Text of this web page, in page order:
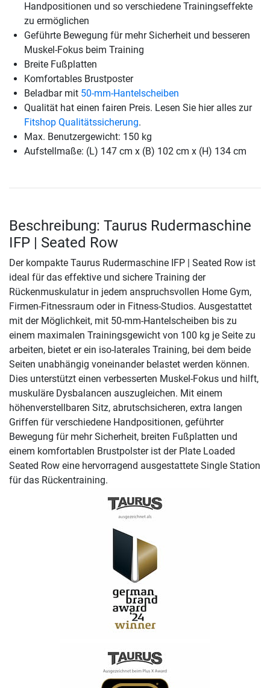
Handpositionen und so verschiedene Trainingseffekte
zu ermöglichen
Geführte Bewegung für mehr Sicherheit und besseren
Muskel-Fokus beim Training
Breite Fußplatten
Komfortables Brustposter
Beladbar mit 50-mm-Hantelscheiben
Qualität hat einen fairen Preis. Lesen Sie hier alles zur
Fitshop Qualitätssicherung.
Max. Benutzergewicht: 150 kg
Aufstellmaße: (L) 147 cm x (B) 102 cm x (H) 134 cm
Beschreibung: Taurus Rudermaschine
IFP | Seated Row
Der kompakte Taurus Rudermaschine IFP | Seated Row ist
ideal für das effektive und sichere Training der
Rückenmuskulatur in jedem anspruchsvollen Home Gym,
Firmen-Fitnessraum oder in Fitness-Studios. Ausgestattet
mit der Möglichkeit, mit 50-mm-Hantelscheiben bis zu
einem maximalen Trainingsgewicht von 100 kg je Seite zu
arbeiten, bietet er ein iso-laterales Training, bei dem beide
Seiten unabhängig voneinander belastet werden können.
Dies unterstützt einen verbesserten Muskel-Fokus und hilft,
muskuläre Dysbalancen auszugleichen. Mit einem
höhenverstellbaren Sitz, abrutschsicheren, extra langen
Griffen für verschiedene Handpositionen, geführter
Bewegung für mehr Sicherheit, breiten Fußplatten und
einem komfortablen Brustpolster ist der Plate Loaded
Seated Row eine hervorragend ausgestattete Single Station
für das Rückentraining.